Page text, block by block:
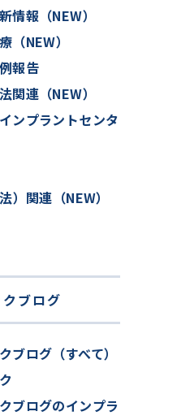
情報（NEW）
（NEW）
報告
関連（NEW）
ンプラントセンタ
）関連（NEW）
ブログ
ブログ（すべて）
ブログのインプラ